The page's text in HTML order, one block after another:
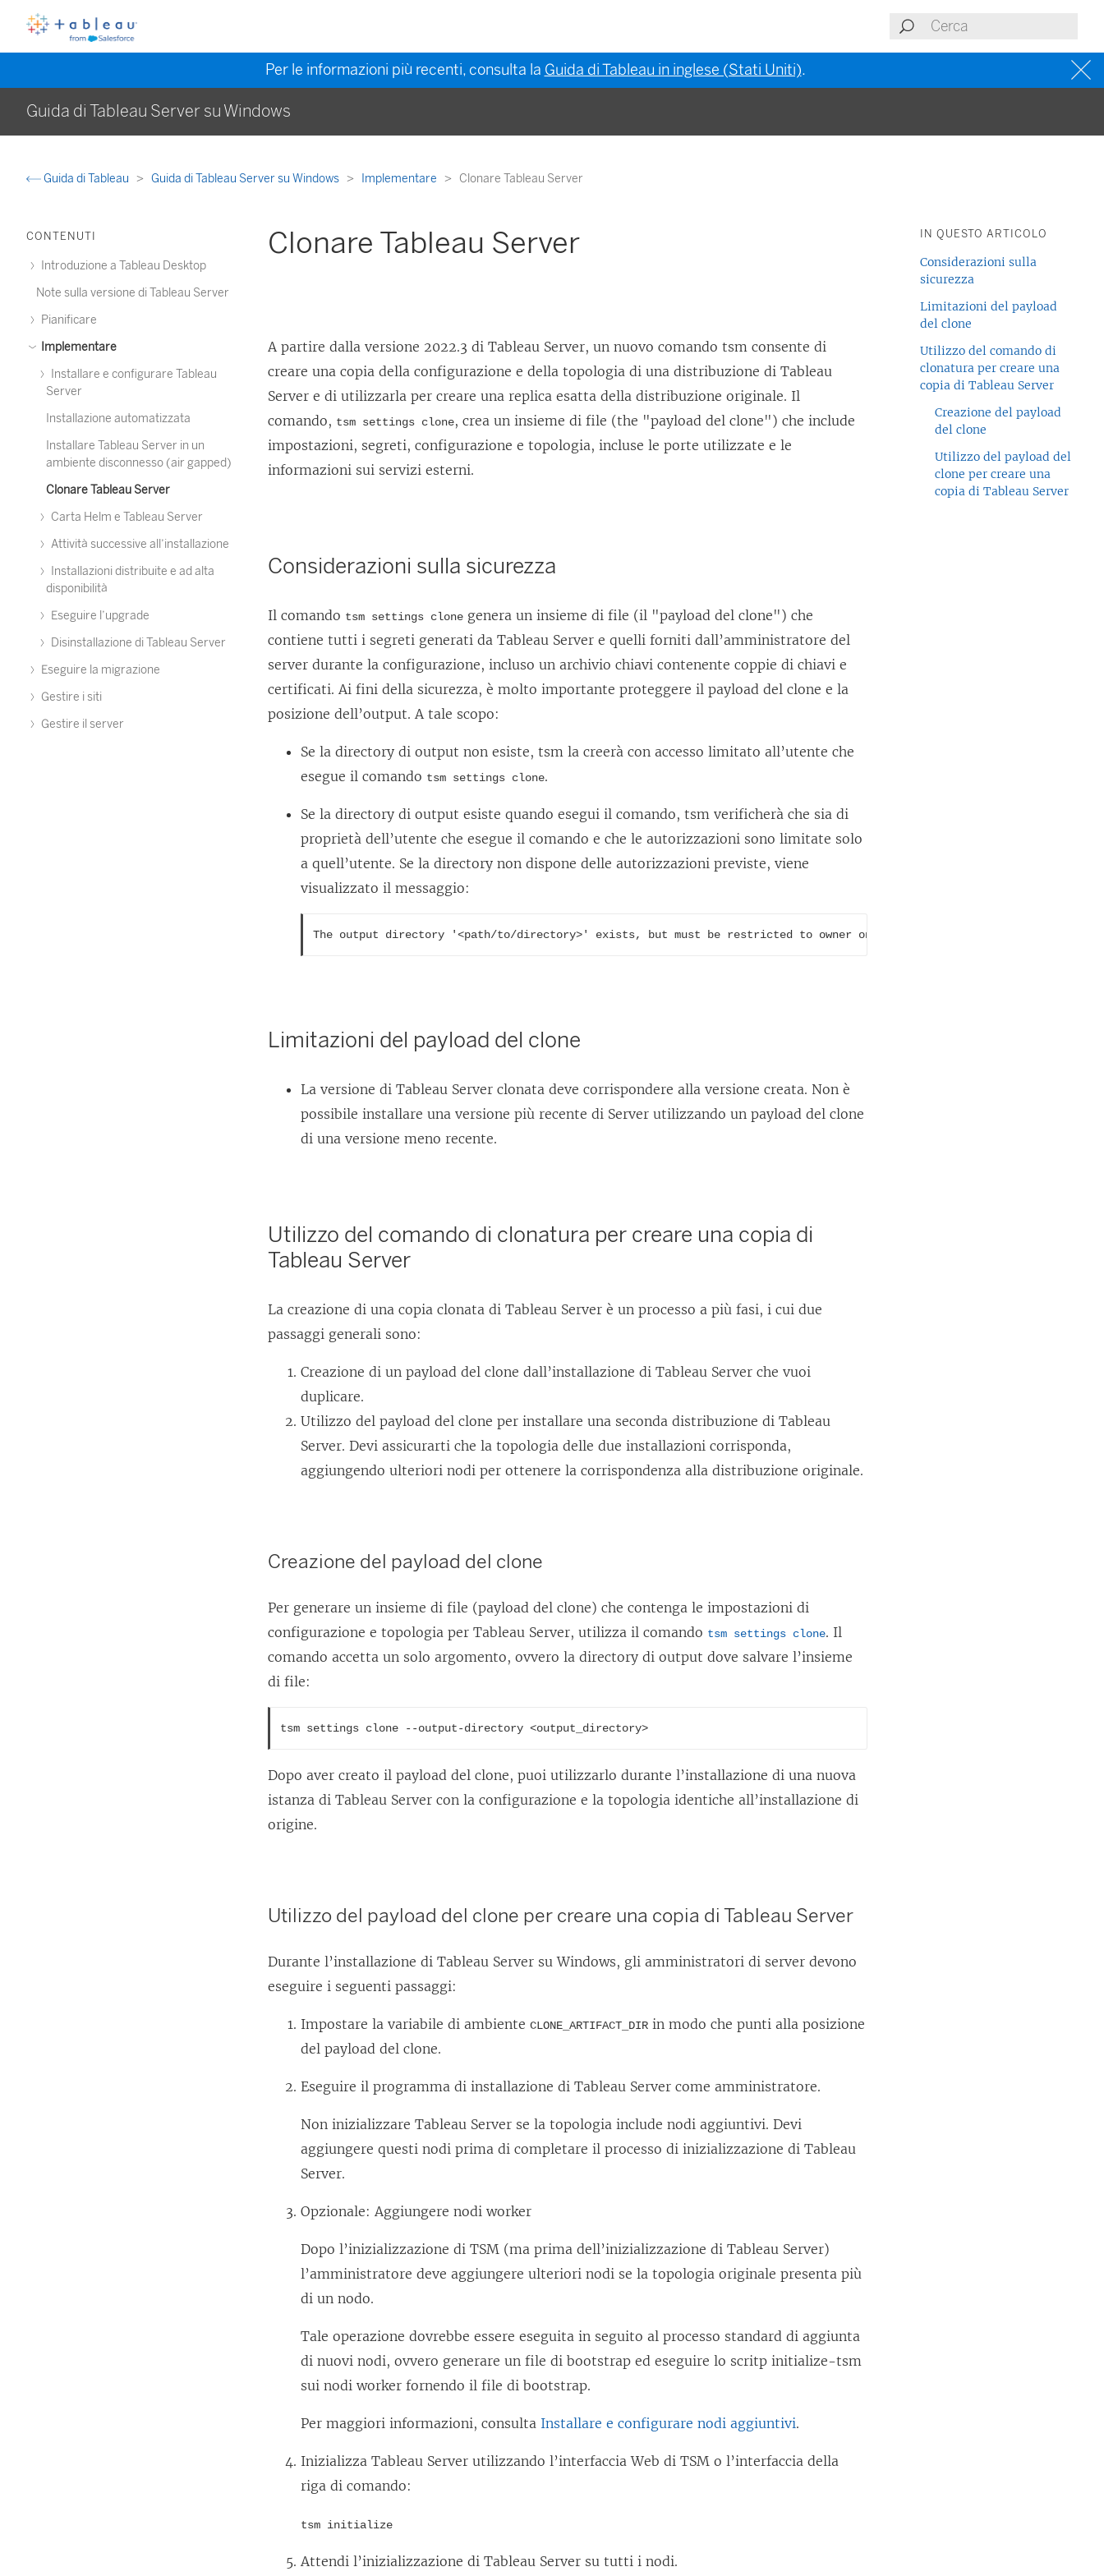
Per le informazioni più recenti, consulta la Guida di Tableau in inglese (Stati Uniti).
Guida di Tableau Server su Windows
Guida di Tableau Guida di Tableau Server su Windows Implementare Clonare Tableau Server
CONTENUTI
Introduzione a Tableau Desktop
Note sulla versione di Tableau Server
Pianificare
Implementare
Installare e configurare Tableau
Server
Installazione automatizzata
Installare Tableau Server in un
ambiente disconnesso (air gapped)
Clonare Tableau Server
Carta Helm e Tableau Server
Attività successive all’installazione
Installazioni distribuite e ad alta
disponibilità
Eseguire l’upgrade
Disinstallazione di Tableau Server
Eseguire la migrazione
Gestire i siti
Gestire il server
Clonare Tableau Server
A partire dalla versione 2022.3 diTableau Server, un nuovo comando tsm consente di
creare una copia della configurazione e della topologia di una distribuzione diTableau
Server e di utilizzarla per creare una replica esatta della distribuzione originale. Il
comando, tsm settings clone, crea un insieme di file (the "payload del clone") che include
impostazioni, segreti, configurazione e topologia, incluse le porte utilizzate e le
informazioni sui servizi esterni.
Considerazioni sulla sicurezza
Il comando tsm settings clone genera un insieme di file (il "payload del clone") che
contiene tutti i segreti generati daTableau Server e quelli forniti dall’amministratore del
server durante la configurazione, incluso un archivio chiavi contenente coppie di chiavi e
certificati. Ai fini della sicurezza, è molto importante proteggere il payload del clone e la
posizione dell’output. A tale scopo:
Se la directory di output non esiste, tsm la creerà con accesso limitato all’utente che
esegue il comando tsm settings clone.
Se la directory di output esiste quando esegui il comando, tsm verificherà che sia di
proprietà dell’utente che esegue il comando e che le autorizzazioni sono limitate solo
a quell’utente. Se la directory non dispone delle autorizzazioni previste, viene
visualizzato il messaggio:
The output directory '<path/to/directory>' exists, but must be restricted to owner only.
Limitazioni del payload del clone
La versione diTableau Server clonata deve corrispondere alla versione creata. Non è
possibile installare una versione più recente di Server utilizzando un payload del clone
di una versione meno recente.
Utilizzo del comando di clonatura per creare una copia di
Tableau Server
La creazione di una copia clonata diTableau Server è un processo a più fasi, i cui due
passaggi generali sono:
Creazione di un payload del clone dall’installazione diTableau Server che vuoi
duplicare.
Utilizzo del payload del clone per installare una seconda distribuzione diTableau
Server. Devi assicurarti che la topologia delle due installazioni corrisponda,
aggiungendo ulteriori nodi per ottenere la corrispondenza alla distribuzione originale.
Creazione del payload del clone
Per generare un insieme di file (payload del clone) che contenga le impostazioni di
configurazione e topologia perTableau Server, utilizza il comando tsm settings clone. Il
comando accetta un solo argomento, ovvero la directory di output dove salvare l’insieme
di file:
tsm settings clone --output-directory <output_directory>
Dopo aver creato il payload del clone, puoi utilizzarlo durante l’installazione di una nuova
istanza diTableau Server con la configurazione e la topologia identiche all’installazione di
origine.
Utilizzo del payload del clone per creare una copia diTableau Server
Durante l’installazione di Tableau Server su Windows, gli amministratori di server devono
eseguire i seguenti passaggi:
Impostare la variabile di ambienteCLONE_ARTIFACT_DIR in modo che punti alla posizione
del payload del clone.
Eseguire il programma di installazione di Tableau Server come amministratore.
Non inizializzareTableau Server se la topologia include nodi aggiuntivi. Devi
aggiungere questi nodi prima di completare il processo di inizializzazione diTableau
Server.
Opzionale: Aggiungere nodi worker
Dopo l’inizializzazione di TSM (ma prima dell’inizializzazione di Tableau Server)
l’amministratore deve aggiungere ulteriori nodi se la topologia originale presenta più
di un nodo.
Tale operazione dovrebbe essere eseguita in seguito al processo standard di aggiunta
di nuovi nodi, ovvero generare un file di bootstrap ed eseguire lo scritp initialize-tsm
sui nodi worker fornendo il file di bootstrap.
Per maggiori informazioni, consulta Installare e configurare nodi aggiuntivi.
Inizializza Tableau Server utilizzando l’interfaccia Web di TSM o l’interfaccia della
riga di comando:
tsm initialize
Attendi l’inizializzazione di Tableau Server su tutti i nodi.
IN QUESTO ARTICOLO
Considerazioni sulla
sicurezza
Limitazioni del payload
del clone
Utilizzo del comando di
clonatura per creare una
copia di Tableau Server
Creazione del payload
del clone
Utilizzo del payload del
clone per creare una
copia di Tableau Server